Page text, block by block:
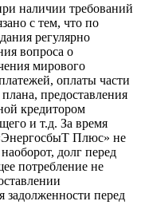
наличии требований
с тем, что по
регулярно
вопроса о
мирового
оплаты части
предоставления
кредитором
и т.д. За время
Плюс» не
долг перед
потребление не
задолженности перед